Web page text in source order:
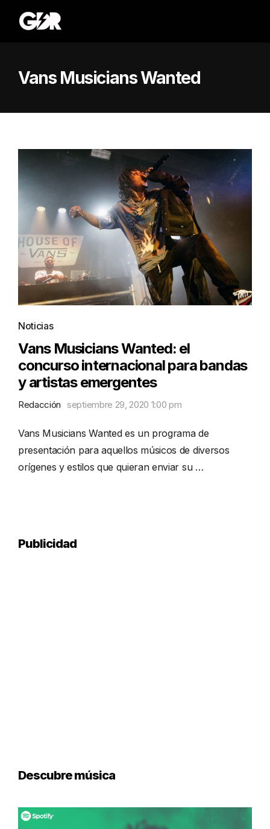
Vans Musicians Wanted
Noticias
Vans Musicians Wanted: el
concurso internacional para bandas
y artistas emergentes
Redacción septiembre 29, 2020 1:00 pm
Vans Musicians Wanted es un programa de
presentación para aquellos músicos de diversos
orígenes y estilos que quieran enviar su …
Publicidad
Descubre música